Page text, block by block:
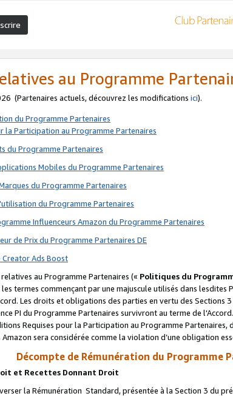
au Programme
(Partenaires actuels, découvrez les modifications ici).
du Programme Partenaires
la Participation au Programme Partenaires
du Programme Partenaires
Mobiles du Programme Partenaires
du Programme Partenaires
du Programme Partenaires
Influenceurs Amazon du Programme Partenaires
de Prix du Programme Partenaires DE
Ads Boost
au Programme Partenaires (« Politiques du
termes commençant par une majuscule utilisés dans
Les droits et obligations des parties en vertu des Sections
PI du Programme Partenaires survivront au terme de
Requises pour la Participation au Programme
sera considérée comme la violation d’une obligation
Décompte de Rémunération du Programme
et Recettes Donnant Droit
la Rémunération Standard, présentée à la Section 3 du